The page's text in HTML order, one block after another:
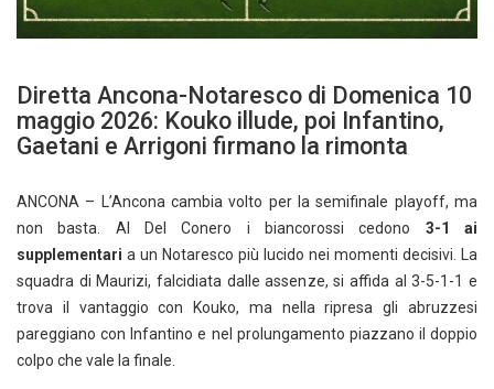
Diretta Ancona-Notaresco di Domenica 10
maggio 2026: Kouko illude, poi Infantino,
Gaetani e Arrigoni firmano la rimonta
ANCONA – L’Ancona cambia volto per la semifinale playoff, ma
non basta. Al Del Conero i biancorossi cedono 3-1 ai
supplementari a un Notaresco più lucido nei momenti decisivi. La
squadra di Maurizi, falcidiata dalle assenze, si affida al 3-5-1-1 e
trova il vantaggio con Kouko, ma nella ripresa gli abruzzesi
pareggiano con Infantino e nel prolungamento piazzano il doppio
colpo che vale la finale.